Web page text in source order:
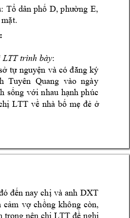
   D,  E,
LTT trình bày:
      
  vào
  ngày
    
LTT      
    DXT
    
ch LTT 